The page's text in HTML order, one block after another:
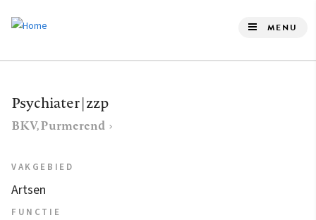
de
gaan
MENU
Psychiater | zzp
BKV, Purmerend
VAKGEBIED
Artsen
FUNCTIE